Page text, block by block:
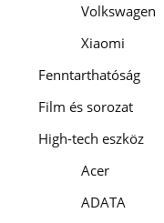
Volkswagen
Xiaomi
Fenntarthatóság
Film és sorozat
High-tech eszköz
Acer
ADATA